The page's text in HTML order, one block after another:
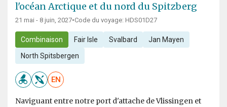
l'océan Arctique et du nord du Spitzberg
21 mai - 8 juin, 2027•Code du voyage: HDS01D27
Combinaison Fair Isle Svalbard Jan Mayen
North Spitsbergen
EN
Naviguant entre notre port d'attache de Vlissingen et